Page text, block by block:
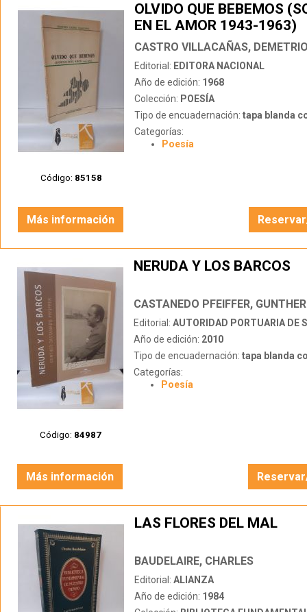
Código: 85158
OLVIDO QUE BEBEMOS
EN EL AMOR 1943-1963)
CASTRO VILLACAÑAS,
Editorial: EDITORA NACIONAL
Año de edición: 1968
Colección: POESÍA
Tipo de encuadernación: tapa blanda
Categorías:
Poesía
Más información
Código: 84987
NERUDA Y LOS BARCOS
CASTANEDO PFEIFFER, GUNTHER
Editorial: AUTORIDAD PORTUARIA DE
Año de edición: 2010
Tipo de encuadernación: tapa blanda
Categorías:
Poesía
Más información
LAS FLORES DEL MAL
BAUDELAIRE, CHARLES
Editorial: ALIANZA
Año de edición: 1984